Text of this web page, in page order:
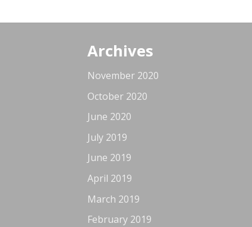
Archives
November 2020
October 2020
June 2020
July 2019
June 2019
April 2019
March 2019
February 2019